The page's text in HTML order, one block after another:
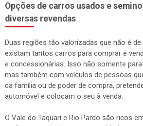
Opções de carros usados e
diversas revendas
Duas regiões tão valorizadas que não é
existam tantos carros para comprar e
e concessionárias. Isso não somente
mas também com veículos de pessoas
da família ou de poder de compra,
automóvel e colocam o seu à venda.
O Vale do Taquari e Rio Pardo são ricos